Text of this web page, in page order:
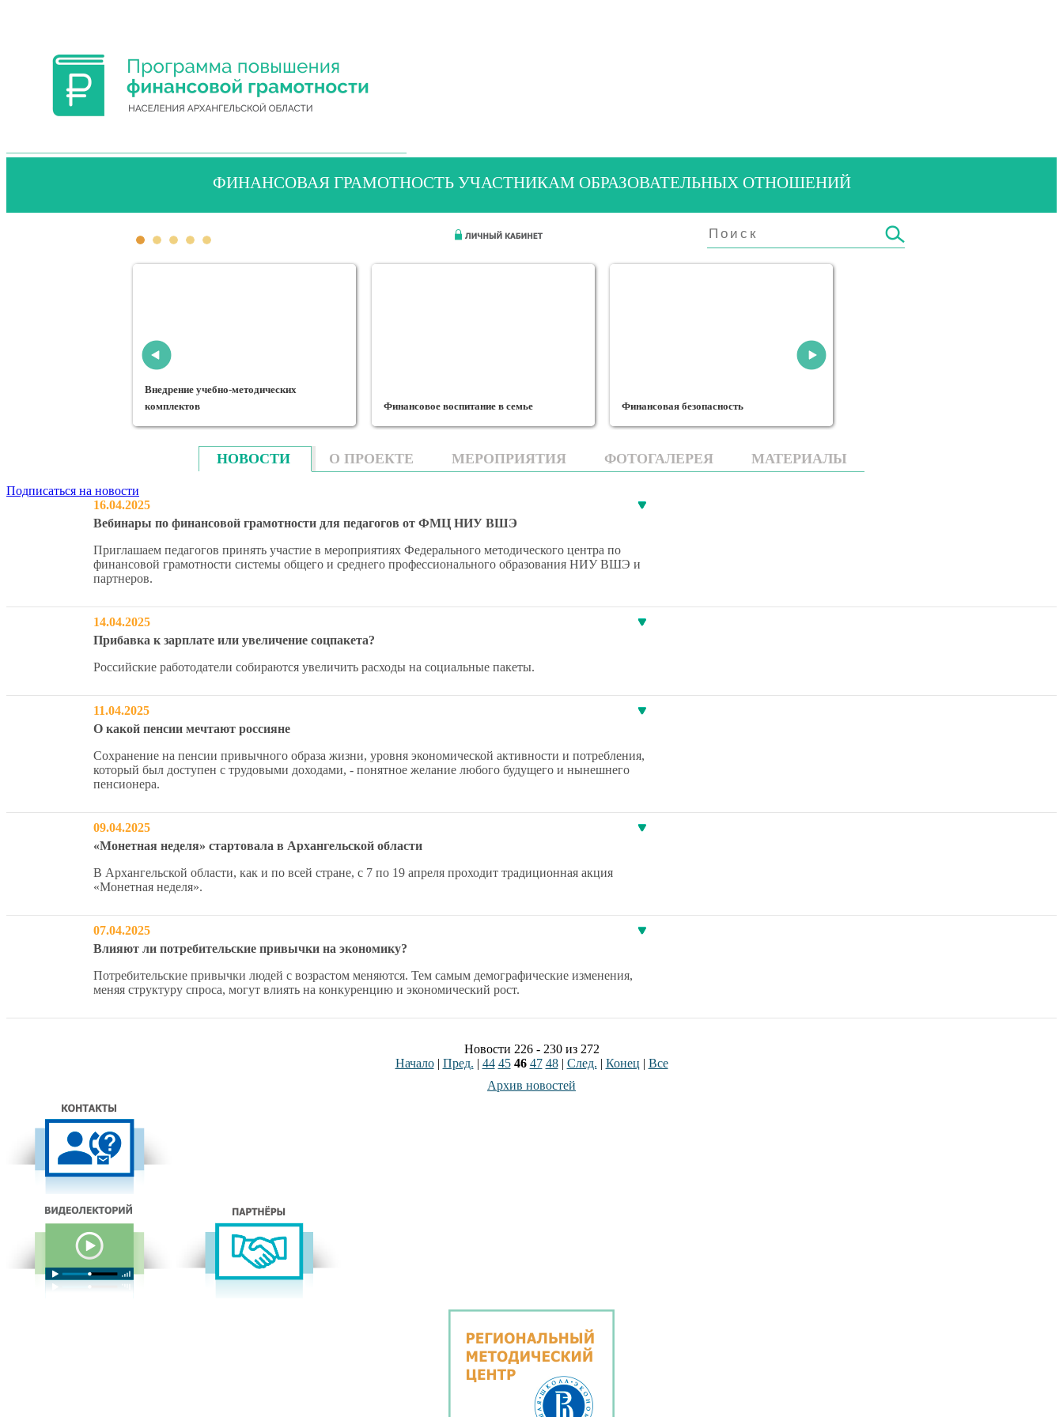
ФИНАНСОВАЯ ГРАМОТНОСТЬ УЧАСТНИКАМ ОБРАЗОВАТЕЛЬНЫХ ОТНОШЕНИЙ
Внедрение учебно-методических
Финансовое воспитание в семье Финансовая безопасность
финансами
НОВОСТИ О ПРОЕКТЕ МЕРОПРИЯТИЯ ФОТОГАЛЕРЕЯ МАТЕРИАЛЫ
Подписаться на новости
16.04.2025
Вебинары по финансовой грамотности для педагогов от ФМЦ НИУ ВШЭ
Приглашаем педагогов принять участие в мероприятиях Федерального методического центра по
финансовой грамотности системы общего и среднего профессионального образования НИУ ВШЭ и
партнеров.
14.04.2025
Прибавка к зарплате или увеличение соцпакета?
Российские работодатели собираются увеличить расходы на социальные пакеты.
11.04.2025
О какой пенсии мечтают россияне
Сохранение на пенсии привычного образа жизни, уровня экономической активности и потребления,
который был доступен с трудовыми доходами, - понятное желание любого будущего и нынешнего
пенсионера.
09.04.2025
«Монетная неделя» стартовала в Архангельской области
В Архангельской области, как и по всей стране, с 7 по 19 апреля проходит традиционная акция
«Монетная неделя».
07.04.2025
Влияют ли потребительские привычки на экономику?
Потребительские привычки людей с возрастом меняются. Тем самым демографические изменения,
меняя структуру спроса, могут влиять на конкуренцию и экономический рост.
Новости 226 - 230 из 272
Начало| Пред. | 44 45 46 47 48| След. | Конец | Все
Архив новостей